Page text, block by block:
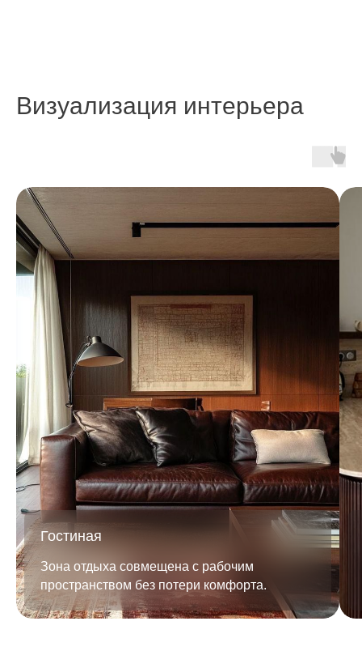
Визуализация интерьера
Гостиная
Зона отдыха совмещена с рабочим
пространством без потери комфорта.